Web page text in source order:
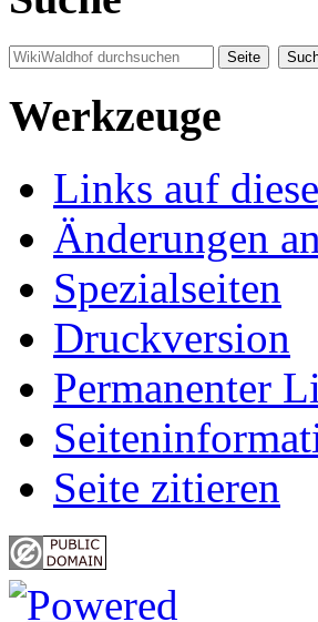
Werkzeuge
Links auf
Änderungen
Spezialseiten
Druckversion
Permanenter
Seite zitieren